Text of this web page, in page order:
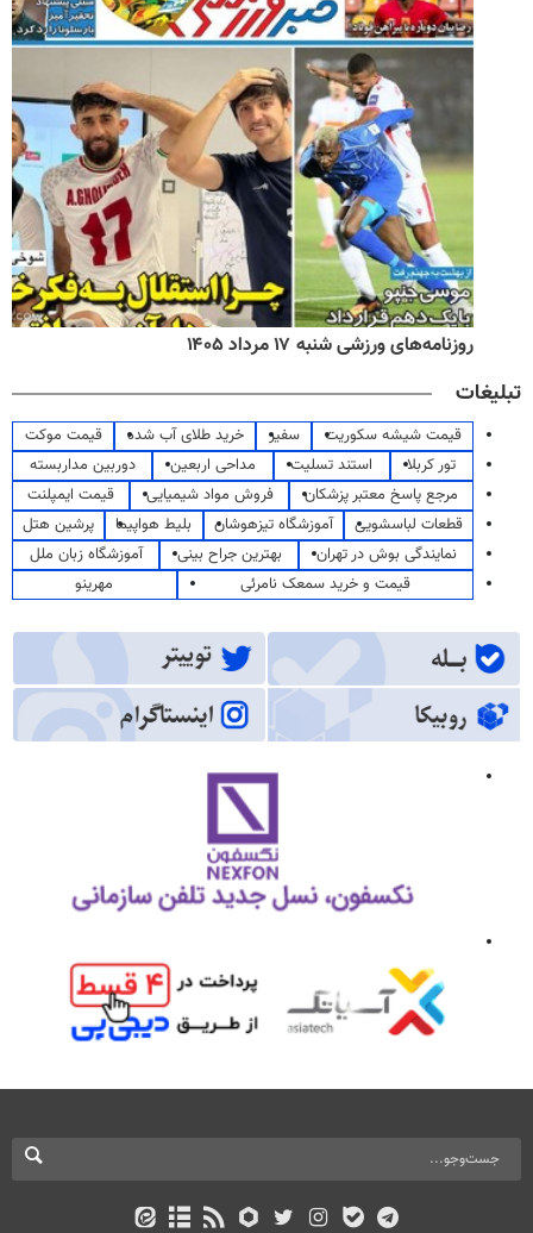
روزنامه‌های ورزشی شنبه ۱۷ مرداد ۱۴۰۵
تبلیغات
قیمت شیشه سکوریت سفیر خرید طلای آب شده
قیمت موکت
تور کربلا
استند تسلیت مداحی اربعین
دوربین مداربسته
مرجع پاسخ معتبر پزشکان
فروش مواد شیمیایی
قیمت ایمپلنت
قطعات لباسشویی
آموزشگاه تیزهوشان بلیط هواپیما
پرشین هتل
نمایندگی بوش در تهران
بهترین جراح بینی
آموزشگاه زبان ملل
قیمت و خرید سمعک نامرئی
مهرینو